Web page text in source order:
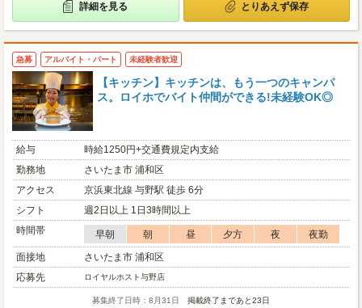
詳細を見る とりあえず保存
急募 アルバイト・パート 未経験者歓迎
【キッチン】キッチンは、もう一つのキャンパ
ス。ロイホでバイト仲間ができる!未経験OK◎
給与
時給1250円+交通費規定内支給
勤務地
さいたま市 浦和区
アクセス
京浜東北線 与野駅 徒歩 6分
シフト
週2日以上 1日3時間以上
時間帯
早朝 朝 昼 夕方 夜
夜勤
面接地
さいたま市 浦和区
応募先
ロイヤルホスト与野店
募集終了日時：8月31日 掲載終了まであと23日